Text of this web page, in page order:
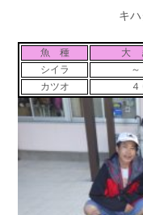
Shop Info.
お問い合わせ
Contact us
採用情報
Recruit
キ
魚 種 大
シイラ
～
カツオ ４